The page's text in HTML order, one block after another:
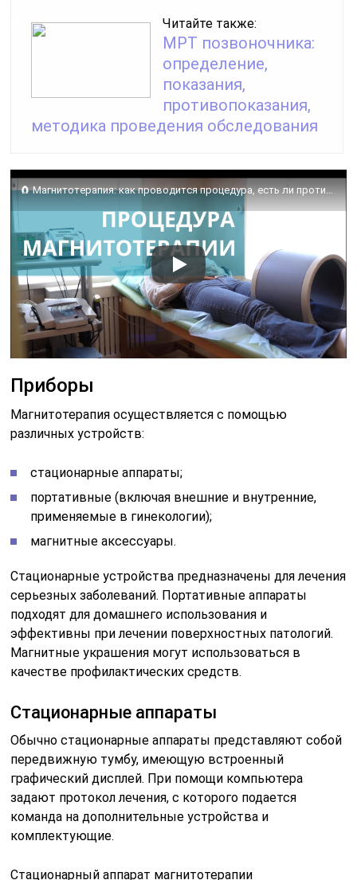
Читайте также:
МРТ позвоночника:
определение,
показания,
противопоказания,
методика проведения обследования
🧲 Магнитотерапия: как проводится процедура, есть ли противопоказания? Магнитотерапия как проводится.
Приборы
Магнитотерапия осуществляется с помощью
различных устройств:
стационарные аппараты;
портативные (включая внешние и внутренние,
применяемые в гинекологии);
магнитные аксессуары.
Стационарные устройства предназначены для лечения
серьезных заболеваний. Портативные аппараты
подходят для домашнего использования и
эффективны при лечении поверхностных патологий.
Магнитные украшения могут использоваться в
качестве профилактических средств.
Стационарные аппараты
Обычно стационарные аппараты представляют собой
передвижную тумбу, имеющую встроенный
графический дисплей. При помощи компьютера
задают протокол лечения, с которого подается
команда на дополнительные устройства и
комплектующие.
Стационарный аппарат магнитотерапии